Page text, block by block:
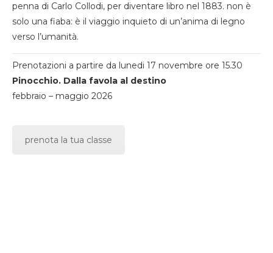
penna di Carlo Collodi, per diventare libro nel 1883. non è
solo una fiaba: è il viaggio inquieto di un’anima di legno
verso l’umanità.
Prenotazioni a partire da lunedi 17 novembre ore 15.30
Pinocchio. Dalla favola al destino
febbraio – maggio 2026
prenota la tua classe